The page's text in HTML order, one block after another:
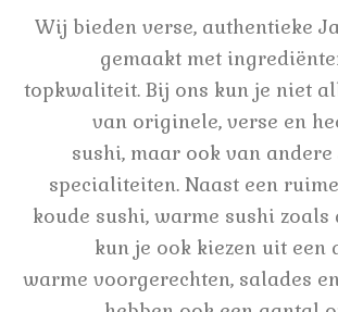
Wij bieden verse, authentieke
gemaakt met
topkwaliteit. Bij ons kun je niet
van originele, verse en
sushi, maar ook van andere
specialiteiten. Naast een
koude sushi, warme sushi zoals
kun je ook kiezen uit een
warme voorgerechten, salades